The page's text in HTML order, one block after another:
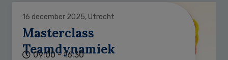
16 december 2025, Utrecht
Masterclass
Teamdynamiek
09:00 - 16:30